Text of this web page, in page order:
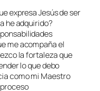
expresa Jesús de ser
he adquirido?
me acompaña el
la fortaleza que
lo que debo
como mi Maestro